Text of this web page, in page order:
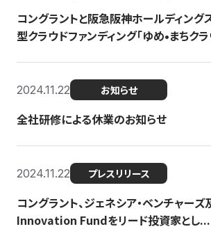
コングラントと阪急阪神ホールディング
型クラウドファンディング「ゆめ•まちク
2024.11.22 お知らせ
全社研修による休業のお知らせ
2024.11.22 プレスリリース
コングラント、ジェネシア・ベンチャー
Innovation Fundをリード投資家とし...